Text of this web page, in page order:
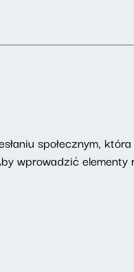
społecznym,
wprowadzić elementy